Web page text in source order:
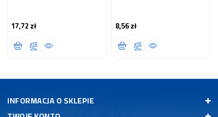
17,72 złCena 8,56 złCena
INFORMACJA O SKLEPIE